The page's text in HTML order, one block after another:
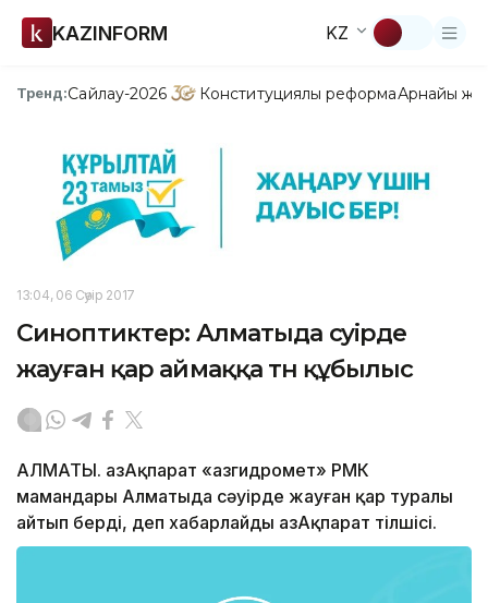
KAZINFORM KZ
Тренд:Сайлау-2026 Конституциялық реформаАрнайы
13:04, 06 Сәуір 2017
Синоптиктер: Алматыда сәуірде
жауған қар аймаққа тән құбылыс
АЛМАТЫ. ҚазАқпарат «Қазгидромет» РМК
мамандары Алматыда сәуірде жауған қар туралы
айтып берді, деп хабарлайды ҚазАқпарат тілшісі.